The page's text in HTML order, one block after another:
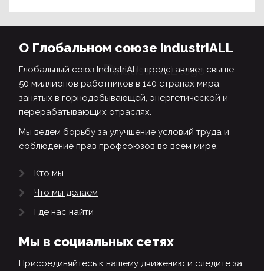
О Глобальном союзе IndustriALL
Глобальный союз IndustriALL представляет свыше
50 миллионов работников в 140 странах мира,
занятых в горнодобывающей, энергетической и
перерабатывающих отраслях.
Мы ведем борьбу за улучшение условий труда и
соблюдение прав профсоюзов во всем мире.
Кто мы
Что мы делаем
Где нас найти
Мы в социальных сетях
Присоединяйтесь к нашему движению и следите за